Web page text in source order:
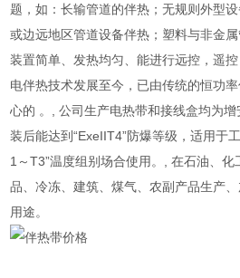
题，如：长输管道的伴热；无规则外型
或边远地区管道设备伴热；塑料与非金
装置简单、发热均匀、能进行远控，遥控
电伴热技术发展至今，已由传统的恒功
心的 。, 公司生产电热带和接线盒均为
装后能达到“ExeIIT4”防爆等级，适用于
1～T3”温度组别场合使用。, 在石油、
品、冷冻、建筑、煤气、农副产品生产
用途。